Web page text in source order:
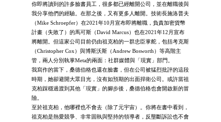
你即將讀到的許多臉書員工，很多都已經離開公司，並在離職後與
我分享他們的經驗。在那之後，又有更多人離開。技術長施洛普夫
（Mike Schroepfer）在2021年10月宣布即將離職，負責加密貨幣
計畫（失敗了）的馬可斯（David Marcus）也在2021年12月宣布
將離開。但這家公司目前仍由祖克柏的一群忠臣掌舵，包括考克斯
（Christopher Cox）與博斯沃斯（Andrew Bosworth）等高階主
管，兩人分別執掌Meta的兩面：社群媒體與「現實」部門。
我寫作的當下，桑德伯格也還在臉書，但在公司被猛烈批評的這段
時期，她卻避開大眾目光，沒有如預期的出面捍衛公司。或許當祖
克柏踩穩過渡到其他「現實」的腳步後，桑德伯格也會開啟新的冒
險。
至於祖克柏，他哪裡也不會去（除了元宇宙）。你將在書中看到，
祖克柏是熱愛競爭、非常固執與堅持的領導者，反壟斷訴訟也不會